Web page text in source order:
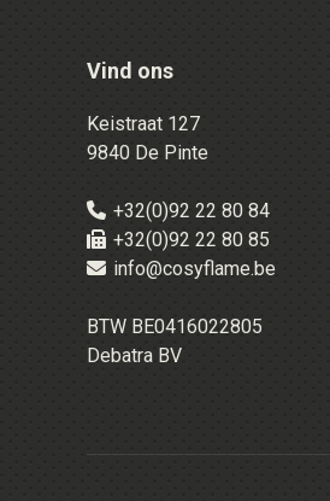
Vind ons
Keistraat 127
9840 De Pinte
+32(0)92 22 80 84
+32(0)92 22 80 85
info@cosyflame.be
BTW BE0416022805
Debatra BV